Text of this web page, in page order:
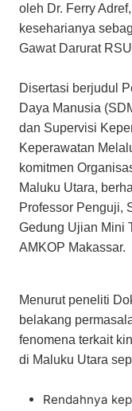
oleh Dr. Ferry
keseharianya
Gawat Darurat
Disertasi berjudul
Daya Manusia
dan Supervisi
Keperawatan
komitmen
Maluku Utara,
Professor Penguji,
Gedung Ujian Mini
AMKOP Makassar.
Menurut peneliti
belakang
fenomena terkait
di Maluku Utara
Rendahnya